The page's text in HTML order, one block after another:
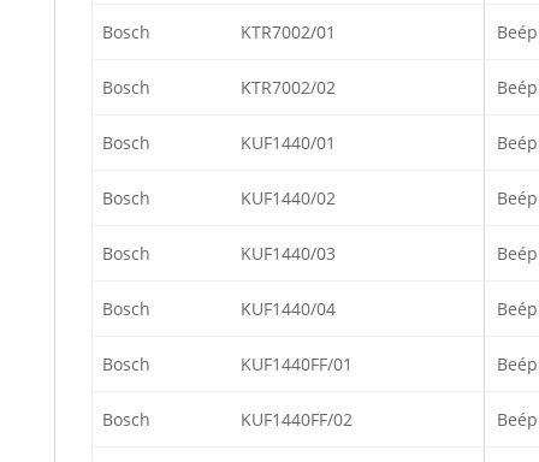
Bosch KTR7002/01
Bosch KTR7002/02
Bosch KUF1440/01
Bosch KUF1440/02
Bosch KUF1440/03
Bosch KUF1440/04
Bosch KUF1440FF/01
Bosch KUF1440FF/02